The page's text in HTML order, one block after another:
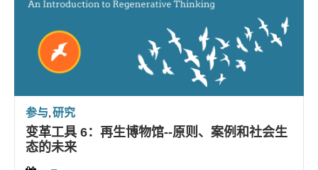
参与,研究
变革工具 6：再生博物馆--原则、案例和社会生
态的未来